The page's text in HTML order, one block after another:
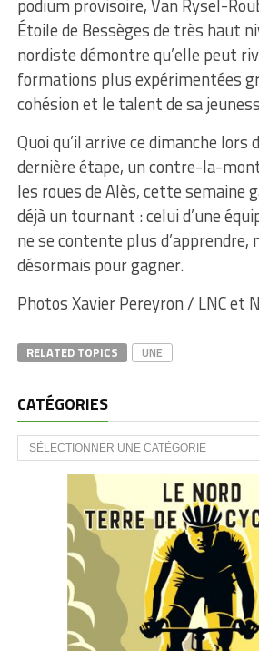
podium provisoire, Van Rysel-
Étoile de Bessèges de très haut
nordiste démontre qu’elle peut
formations plus expérimentées
cohésion et le talent de sa
Quoi qu’il arrive ce dimanche lors
dernière étape, un contre-la-
les roues de Alès, cette semaine
déjà un tournant : celui d’une
ne se contente plus d’apprendre,
désormais pour gagner.
Photos Xavier Pereyron / LNC et
RELATED TOPICS UNE
CATÉGORIES
CATÉGORIES